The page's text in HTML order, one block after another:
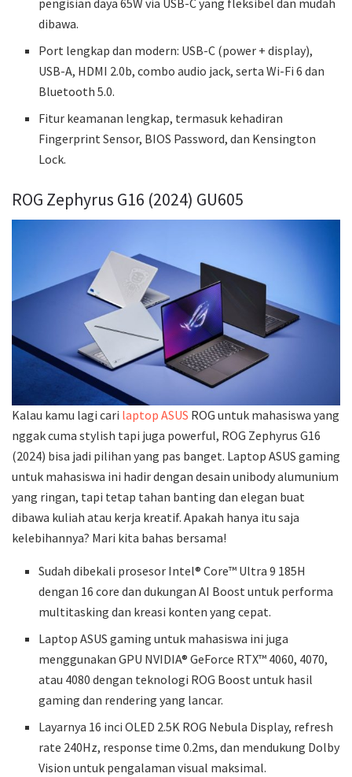
dibawa.
Port lengkap dan modern: USB-C (power + display),
USB-A, HDMI 2.0b, combo audio jack, serta Wi-Fi 6 dan
Bluetooth 5.0.
Fitur keamanan lengkap, termasuk kehadiran
Fingerprint Sensor, BIOS Password, dan Kensington
Lock.
ROG Zephyrus G16 (2024) GU605
Kalau kamu lagi cari laptop ASUS ROG untuk mahasiswa yang
nggak cuma stylish tapi juga powerful, ROG Zephyrus G16
(2024) bisa jadi pilihan yang pas banget. Laptop ASUS gaming
untuk mahasiswa ini hadir dengan desain unibody alumunium
yang ringan, tapi tetap tahan banting dan elegan buat
dibawa kuliah atau kerja kreatif. Apakah hanya itu saja
kelebihannya? Mari kita bahas bersama!
Sudah dibekali prosesor Intel® Core™ Ultra 9 185H
dengan 16 core dan dukungan AI Boost untuk performa
multitasking dan kreasi konten yang cepat.
Laptop ASUS gaming untuk mahasiswa ini juga
menggunakan GPU NVIDIA® GeForce RTX™ 4060, 4070,
atau 4080 dengan teknologi ROG Boost untuk hasil
gaming dan rendering yang lancar.
Layarnya 16 inci OLED 2.5K ROG Nebula Display, refresh
rate 240Hz, response time 0.2ms, dan mendukung Dolby
Vision untuk pengalaman visual maksimal.